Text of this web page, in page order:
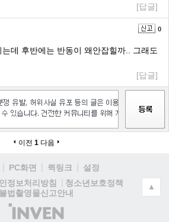
[답글]
0
데 후반에는 반동이 왜안잡힐까.. 그래도
[답글]
이전 1 다음
PC화면 퀵링크
설정
정보처리방침
청소년보호정책
불법촬영물신고안내
(주)
▲